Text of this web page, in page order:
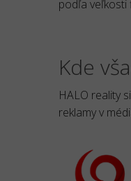
podľa veľkosti
Kde
HALO reality
reklamy v